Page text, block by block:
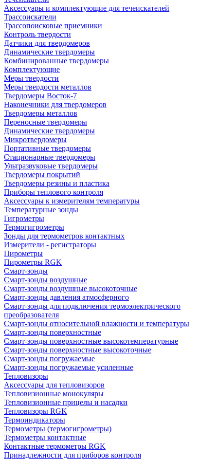
Аксессуары и комплектующие для течеискателей
Трассоискатели
Трассопоисковые приемники
Контроль твердости
Датчики для твердомеров
Динамические твердомеры
Комбинированные твердомеры
Комплектующие
Меры твердости
Меры твердости металлов
Твердомеры Восток-7
Наконечники для твердомеров
Твердомеры металлов
Переносные твердомеры
Динамические твердомеры
Микротвердомеры
Портативные твердомеры
Стационарные твердомеры
Ультразвуковые твердомеры
Твердомеры покрытий
Твердомеры резины и пластика
Приборы теплового контроля
Аксессуары к измерителям температуры
Температурные зонды
Гигрометры
Термогигрометры
Зонды для термометров контактных
Измерители - регистраторы
Пирометры
Пирометры RGK
Смарт-зонды
Смарт-зонды воздушные
Смарт-зонды воздушные высокоточные
Смарт-зонды давления атмосферного
Смарт-зонды для подключения термоэлектрического
преобразователя
Смарт-зонды относительной влажности и температуры
Смарт-зонды поверхностные
Смарт-зонды поверхностные высокотемпературные
Смарт-зонды поверхностные высокоточные
Смарт-зонды погружаемые
Смарт-зонды погружаемые усиленные
Тепловизоры
Аксессуары для тепловизоров
Тепловизионные монокуляры
Тепловизионные прицелы и насадки
Тепловизоры RGK
Термоиндикаторы
Термометры (термогигрометры)
Термометры контактные
Контактные термометры RGK
Принадлежности для приборов контроля